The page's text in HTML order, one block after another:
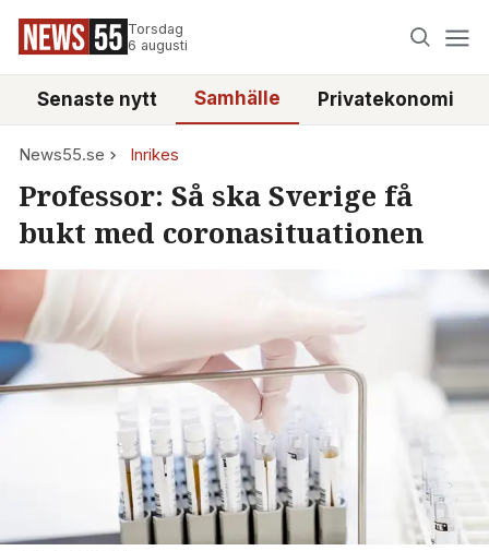
Torsdag
6 augusti
Senaste nytt Samhälle Privatekonomi
News55.se Inrikes
Professor: Så ska Sverige få
bukt med coronasituationen